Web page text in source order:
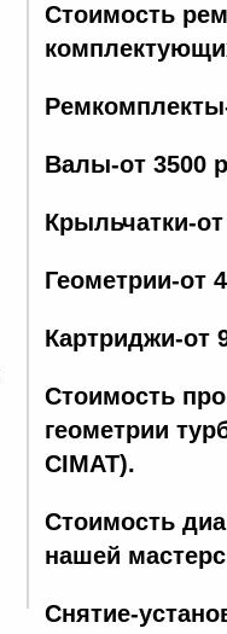
Стоимость
Валы-от 3500
Крыльчатки-
Геометрии-от
Картриджи-от
Стоимость
геометрии
CIMAT).
Стоимость
нашей
Снятие-